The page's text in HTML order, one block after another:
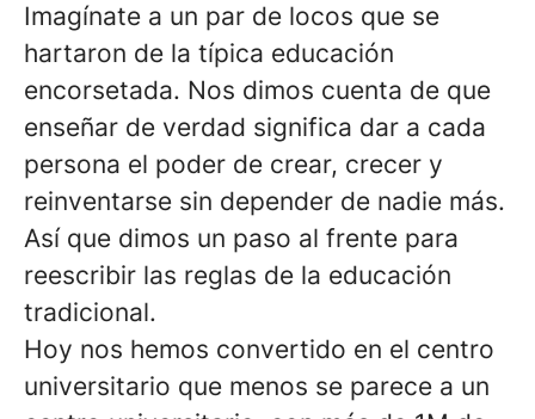
Imagínate a un par de locos que se
hartaron de la típica educación
encorsetada. Nos dimos cuenta de que
enseñar de verdad significa dar a cada
persona el poder de crear, crecer y
reinventarse sin depender de nadie más.
Así que dimos un paso al frente para
reescribir las reglas de la educación
tradicional.
Hoy nos hemos convertido en el centro
universitario que menos se parece a un